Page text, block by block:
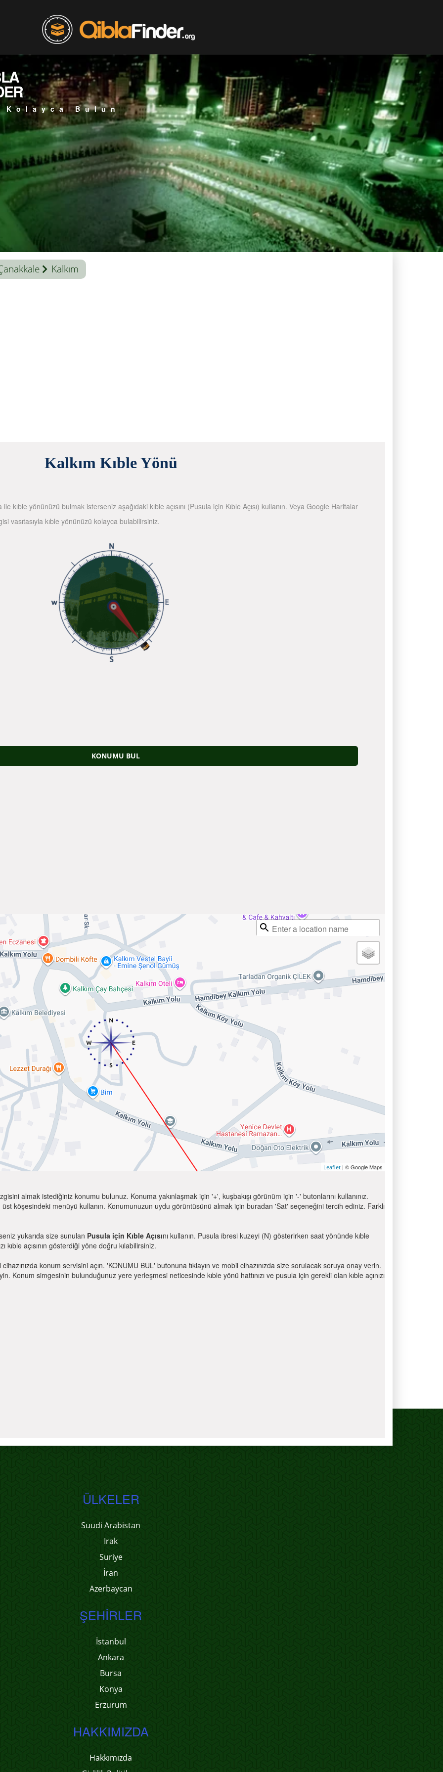
Kolayca Bulun
Kalkım
Kalkım Kıble Yönü
kıble yönünüzü bulmak isterseniz aşağıdaki kıble açısını (Pusula için Kıble Açısı) kullanın. Veya Google Haritalar
vasıtasıyla kıble yönünüzü kolayca bulabilirsiniz.
KONUMU BUL
Leaflet | © Google Maps
almak istediğiniz konumu bulunuz. Konuma yakınlaşmak için '+', kuşbakışı görünüm için '-' butonlarını kullanınız.
köşesindeki menüyü kullanın. Konumunuzun uydu görüntüsünü almak için buradan 'Sat' seçeneğini tercih ediniz. Farklı
yukarıda size sunulan Pusula için Kıble Açısını kullanın. Pusula ibresi kuzeyi (N) gösterirken saat yönünde kıble
kıble açısının gösterdiği yöne doğru kılabilirsiniz.
konum servisini açın. 'KONUMU BUL' butonuna tıklayın ve mobil cihazınızda size sorulacak soruya onay verin.
Konum simgesinin bulunduğunuz yere yerleşmesi neticesinde kıble yönü hattınızı ve pusula için gerekli olan kıble açınızı
ÜLKELER
Suudi Arabistan
Irak
Suriye
İran
Azerbaycan
ŞEHIRLER
İstanbul
Ankara
Bursa
Konya
Erzurum
HAKKIMIZDA
Hakkımızda